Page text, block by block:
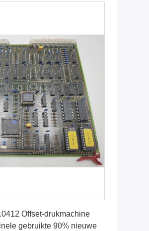
Offset-drukmachine
gebruikte 90% nieuwe